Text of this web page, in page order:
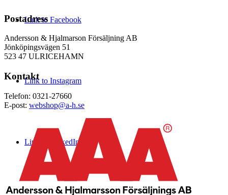
Link to Facebook
Link to Instagram
Link to LinkedIn
Postadress
Andersson & Hjalmarson Försäljning AB
Jönköpingsvägen 51
523 47 ULRICEHAMN
Kontakt
Telefon: 0321-27660
E-post: webshop@a-h.se